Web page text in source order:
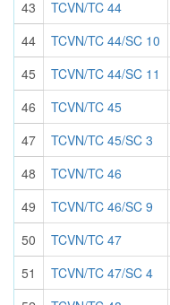
43
TCVN/TC 44
44
TCVN/TC 44/SC 10
45
TCVN/TC 44/SC 11
46
TCVN/TC 45
47
TCVN/TC 45/SC 3
48
TCVN/TC 46
49
TCVN/TC 46/SC 9
50
TCVN/TC 47
51
TCVN/TC 47/SC 4